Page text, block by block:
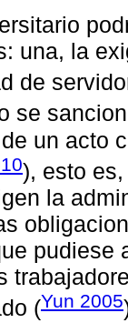
una, la
de
se
un acto
), esto
la
pudiese
(Yun 2005